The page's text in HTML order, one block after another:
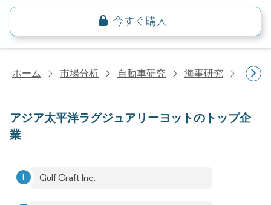
ホーム 市場分析 自動車研究 海事研究 アジ
アジア太平洋ラグジュアリーヨットのトップ企
業
Gulf Craft Inc.